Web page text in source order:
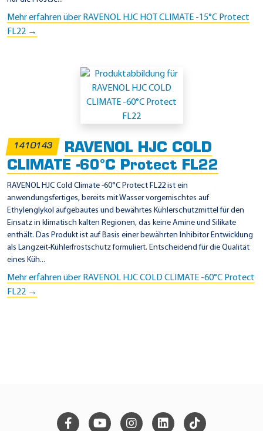
Mehr erfahren über RAVENOL HJC HOT CLIMATE -15°C Protect
FL22 →
1410143
RAVENOL HJC COLD
CLIMATE -60°C Protect FL22
RAVENOL HJC Cold Climate -60°C Protect FL22 ist ein
anwendungsfertiges, bereits mit Wasser vorgemischtes auf
Ethylenglykol aufgebautes und bewährtes Kühlerschutzmittel für den
Einsatz in klimatisch kalten Regionen, das keine Amine und Silikate
enthält. Das Produkt ist auf Basis einer bewährten Inhibitor Entwicklung
als Langzeit-Kühlerfrostschutz formuliert. Entscheidend für die Qualität
eines Küh...
Mehr erfahren über RAVENOL HJC COLD CLIMATE -60°C Protect
FL22 →